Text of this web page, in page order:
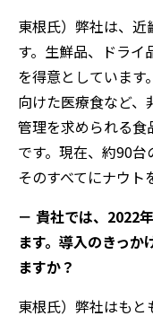
東根氏）弊社は、
す。生鮮品、ドライ
を得意としています
向けた医療食など
管理を求められる
です。現在、約90台
そのすべてにナウト
－ 貴社では、2022
ます。導入のきっ
ますか？
東根氏）弊社はも